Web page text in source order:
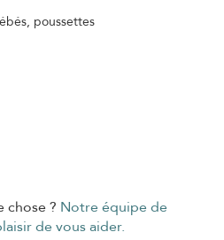
poussettes
chose ? Notre équipe de
de vous aider.